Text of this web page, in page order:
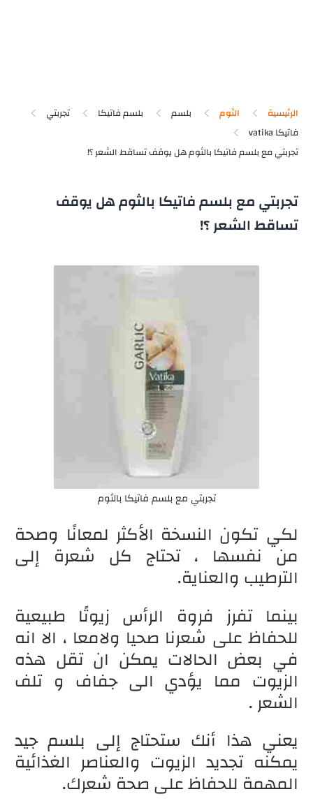
الرئيسية الثوم بلسم بلسم فاتيكا
تجربتي
فاتيكا vatika
تجربتي مع بلسم فاتيكا بالثوم هل يوقف
تساقط الشعر ؟!
تجربتي مع بلسم فاتيكا بالثوم
لكي تكون النسخة الأكثر لمعانًا وصحة
من نفسها ، تحتاج كل شعرة إلى
الترطيب والعناية.
بينما تفرز فروة الرأس زيوتًا طبيعية
للحفاظ على شعرنا صحيا ولامعا ، الا انه
في بعض الحالات يمكن ان تقل هذه
الزيوت مما يؤدي الى جفاف و تلف
الشعر .
يعني هذا أنك ستحتاج إلى بلسم جيد
يمكنه تجديد الزيوت والعناصر الغذائية
المهمة للحفاظ على صحة شعرك.